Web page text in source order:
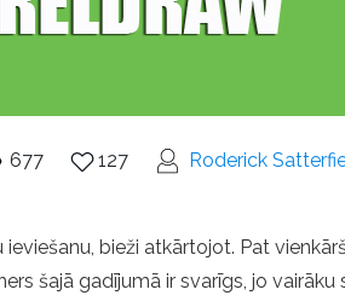
677 127 Roderick
bieži atkārtojot. Pat
šajā gadījumā ir svarīgs, jo